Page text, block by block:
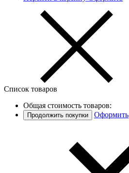
Список товаров
Общая стоимость товаров:
Продолжить покупки Оформить